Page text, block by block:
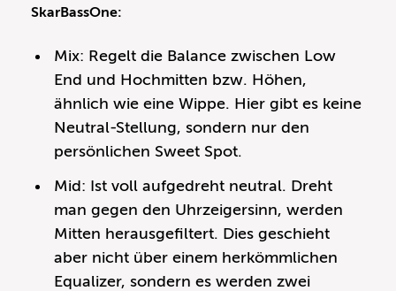
SkarBassOne:
Mix: Regelt die Balance zwischen Low
End und Hochmitten bzw. Höhen,
ähnlich wie eine Wippe. Hier gibt es keine
Neutral-Stellung, sondern nur den
persönlichen Sweet Spot.
Mid: Ist voll aufgedreht neutral. Dreht
man gegen den Uhrzeigersinn, werden
Mitten herausgefiltert. Dies geschieht
aber nicht über einem herkömmlichen
Equalizer, sondern es werden zwei